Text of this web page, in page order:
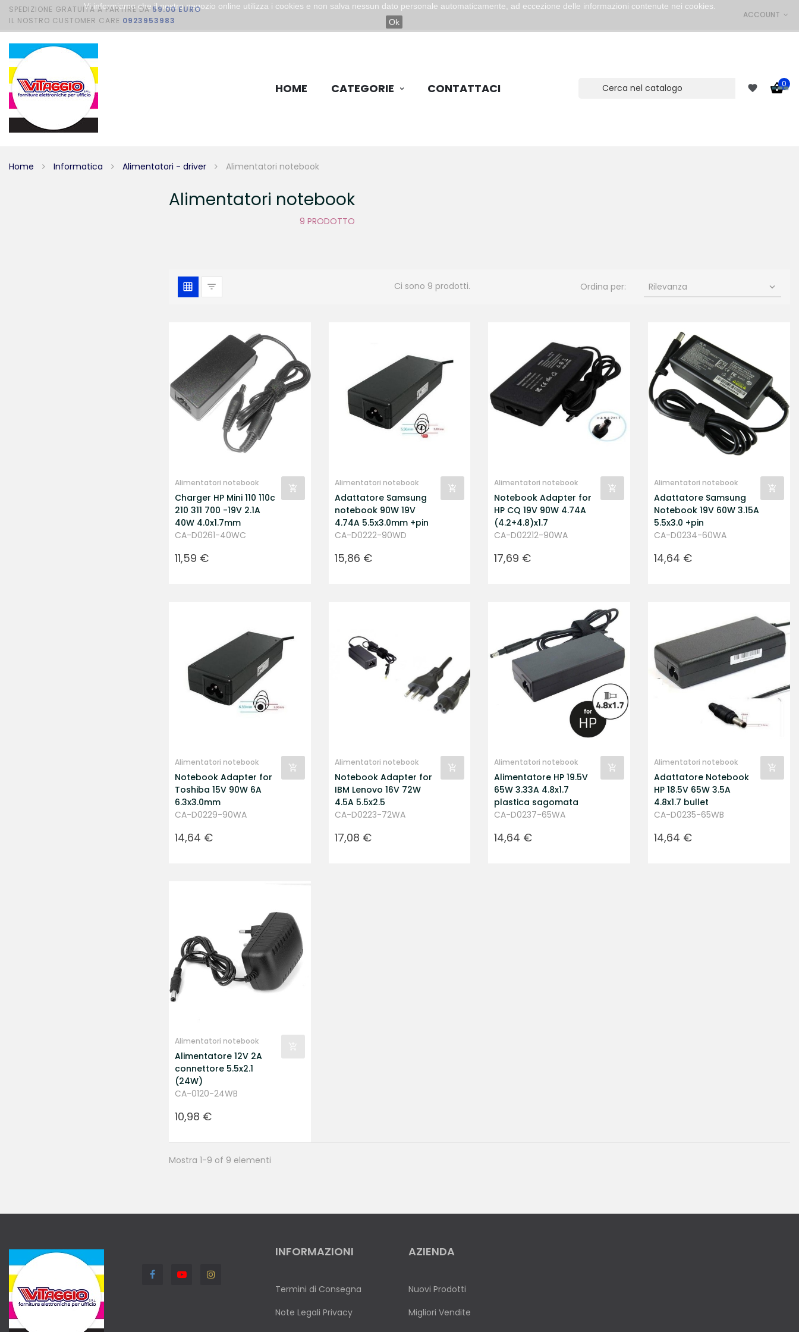
SPEDIZIONE GRATUITA A PARTIRE DA59.00 EURO
IL NOSTRO CUSTOMER CARE 0923953983
ACCOUNT
HOME CATEGORIE CONTATTACI 0
Home Informatica Alimentatori - driver Alimentatori notebook
Alimentatori notebook
9 PRODOTTO
Ci sono 9 prodotti. Ordina per: Rilevanza 
Alimentatori notebook
Charger HP Mini 110 110c
210 311 700 -19V 2.1A
40W 4.0x1.7mm
CA-D0261-40WC
Prezzo
11,59 €
Alimentatori notebook
Adattatore Samsung
notebook 90W 19V
4.74A 5.5x3.0mm +pin
CA-D0222-90WD
Prezzo
15,86 €
Alimentatori notebook
Notebook Adapter for
HP CQ 19V 90W 4.74A
(4.2+4.8)x1.7
CA-D02212-90WA
Prezzo
17,69 €
Alimentatori notebook
Adattatore Samsung
Notebook 19V 60W 3.15A
5.5x3.0 +pin
CA-D0234-60WA
Prezzo
14,64 €
Alimentatori notebook
Notebook Adapter for
Toshiba 15V 90W 6A
6.3x3.0mm
CA-D0229-90WA
Prezzo
14,64 €
Alimentatori notebook
Notebook Adapter for
IBM Lenovo 16V 72W
4.5A 5.5x2.5
CA-D0223-72WA
Prezzo
17,08 €
Alimentatori notebook
Alimentatore HP 19.5V
65W 3.33A 4.8x1.7
plastica sagomata
CA-D0237-65WA
Prezzo
14,64 €
Alimentatori notebook
Adattatore Notebook
HP 18.5V 65W 3.5A
4.8x1.7 bullet
CA-D0235-65WB
Prezzo
14,64 €
Alimentatori notebook
Alimentatore 12V 2A
connettore 5.5x2.1
(24W)
CA-0120-24WB
Prezzo
10,98 €
Mostra 1-9 of 9 elementi
INFORMAZIONI
Termini di Consegna
Note Legali Privacy
AZIENDA
Nuovi Prodotti
Migliori Vendite
Vi informiamo che il nostro negozio online utilizza i cookies e non salva nessun dato personale automaticamente, ad eccezione delle informazioni contenute nei cookies.
Ok